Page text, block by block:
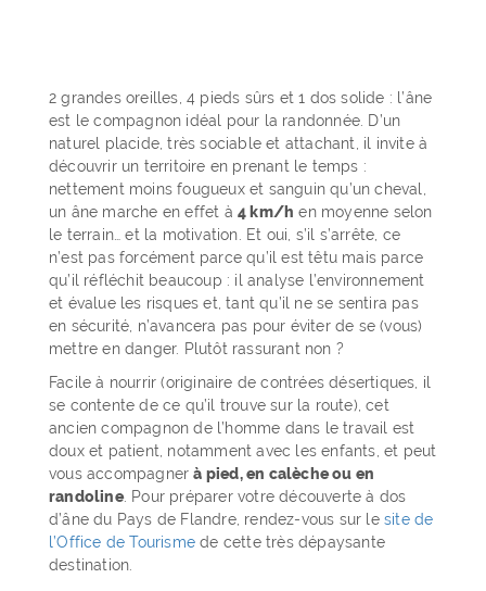
2 grandes oreilles, 4 pieds sûrs et 1 dos solide : l’âne
est le compagnon idéal pour la randonnée. D’un
naturel placide, très sociable et attachant, il invite à
découvrir un territoire en prenant le temps :
nettement moins fougueux et sanguin qu’un cheval,
un âne marche en effet à 4 km/h en moyenne selon
le terrain… et la motivation. Et oui, s’il s’arrête, ce
n’est pas forcément parce qu’il est têtu mais parce
qu’il réfléchit beaucoup : il analyse l’environnement
et évalue les risques et, tant qu’il ne se sentira pas
en sécurité, n’avancera pas pour éviter de se (vous)
mettre en danger. Plutôt rassurant non ?
Facile à nourrir (originaire de contrées désertiques, il
se contente de ce qu’il trouve sur la route), cet
ancien compagnon de l’homme dans le travail est
doux et patient, notamment avec les enfants, et peut
vous accompagnerà pied, en calèche ou en
randoline. Pour préparer votre découverte à dos
d’âne du Pays de Flandre, rendez-vous sur lesite de
l’Office de Tourisme de cette très dépaysante
destination.